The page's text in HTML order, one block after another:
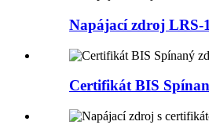
Napájací zdroj LRS-
Certifikát BIS